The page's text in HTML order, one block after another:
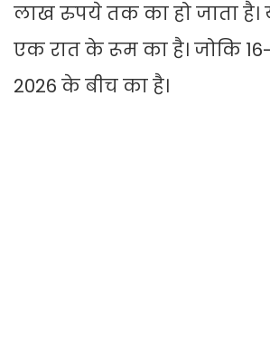
लाख रुपये तक का हो जाता है।
एक रात के रूम का है। जोकि
2026 के बीच का है।